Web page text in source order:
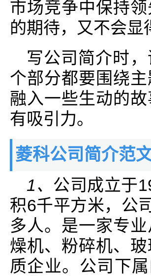
市场竞争中保持
的期待，又不会显
写公司简介时
个部分都要围绕
融入一些生动的
有吸引力。
菱科公司简介范
1、 公司成立于
积6千平方米，公
多人。是一家专
燥机、粉碎机、
质企业。公司下